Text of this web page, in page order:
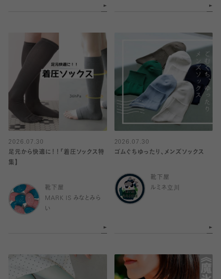
2026.07.30
足元から快適に！！「着圧ソックス特
集】
靴下屋
MARK IS みなとみら
い
2026.07.30
ゴムぐちゆったり、メンズソックス
靴下屋
ルミネ立川